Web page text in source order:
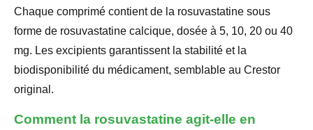
Chaque comprimé contient de la rosuvastatine sous
forme de rosuvastatine calcique, dosée à 5, 10, 20 ou 40
mg. Les excipients garantissent la stabilité et la
biodisponibilité du médicament, semblable au Crestor
original.
Comment la rosuvastatine agit-elle en